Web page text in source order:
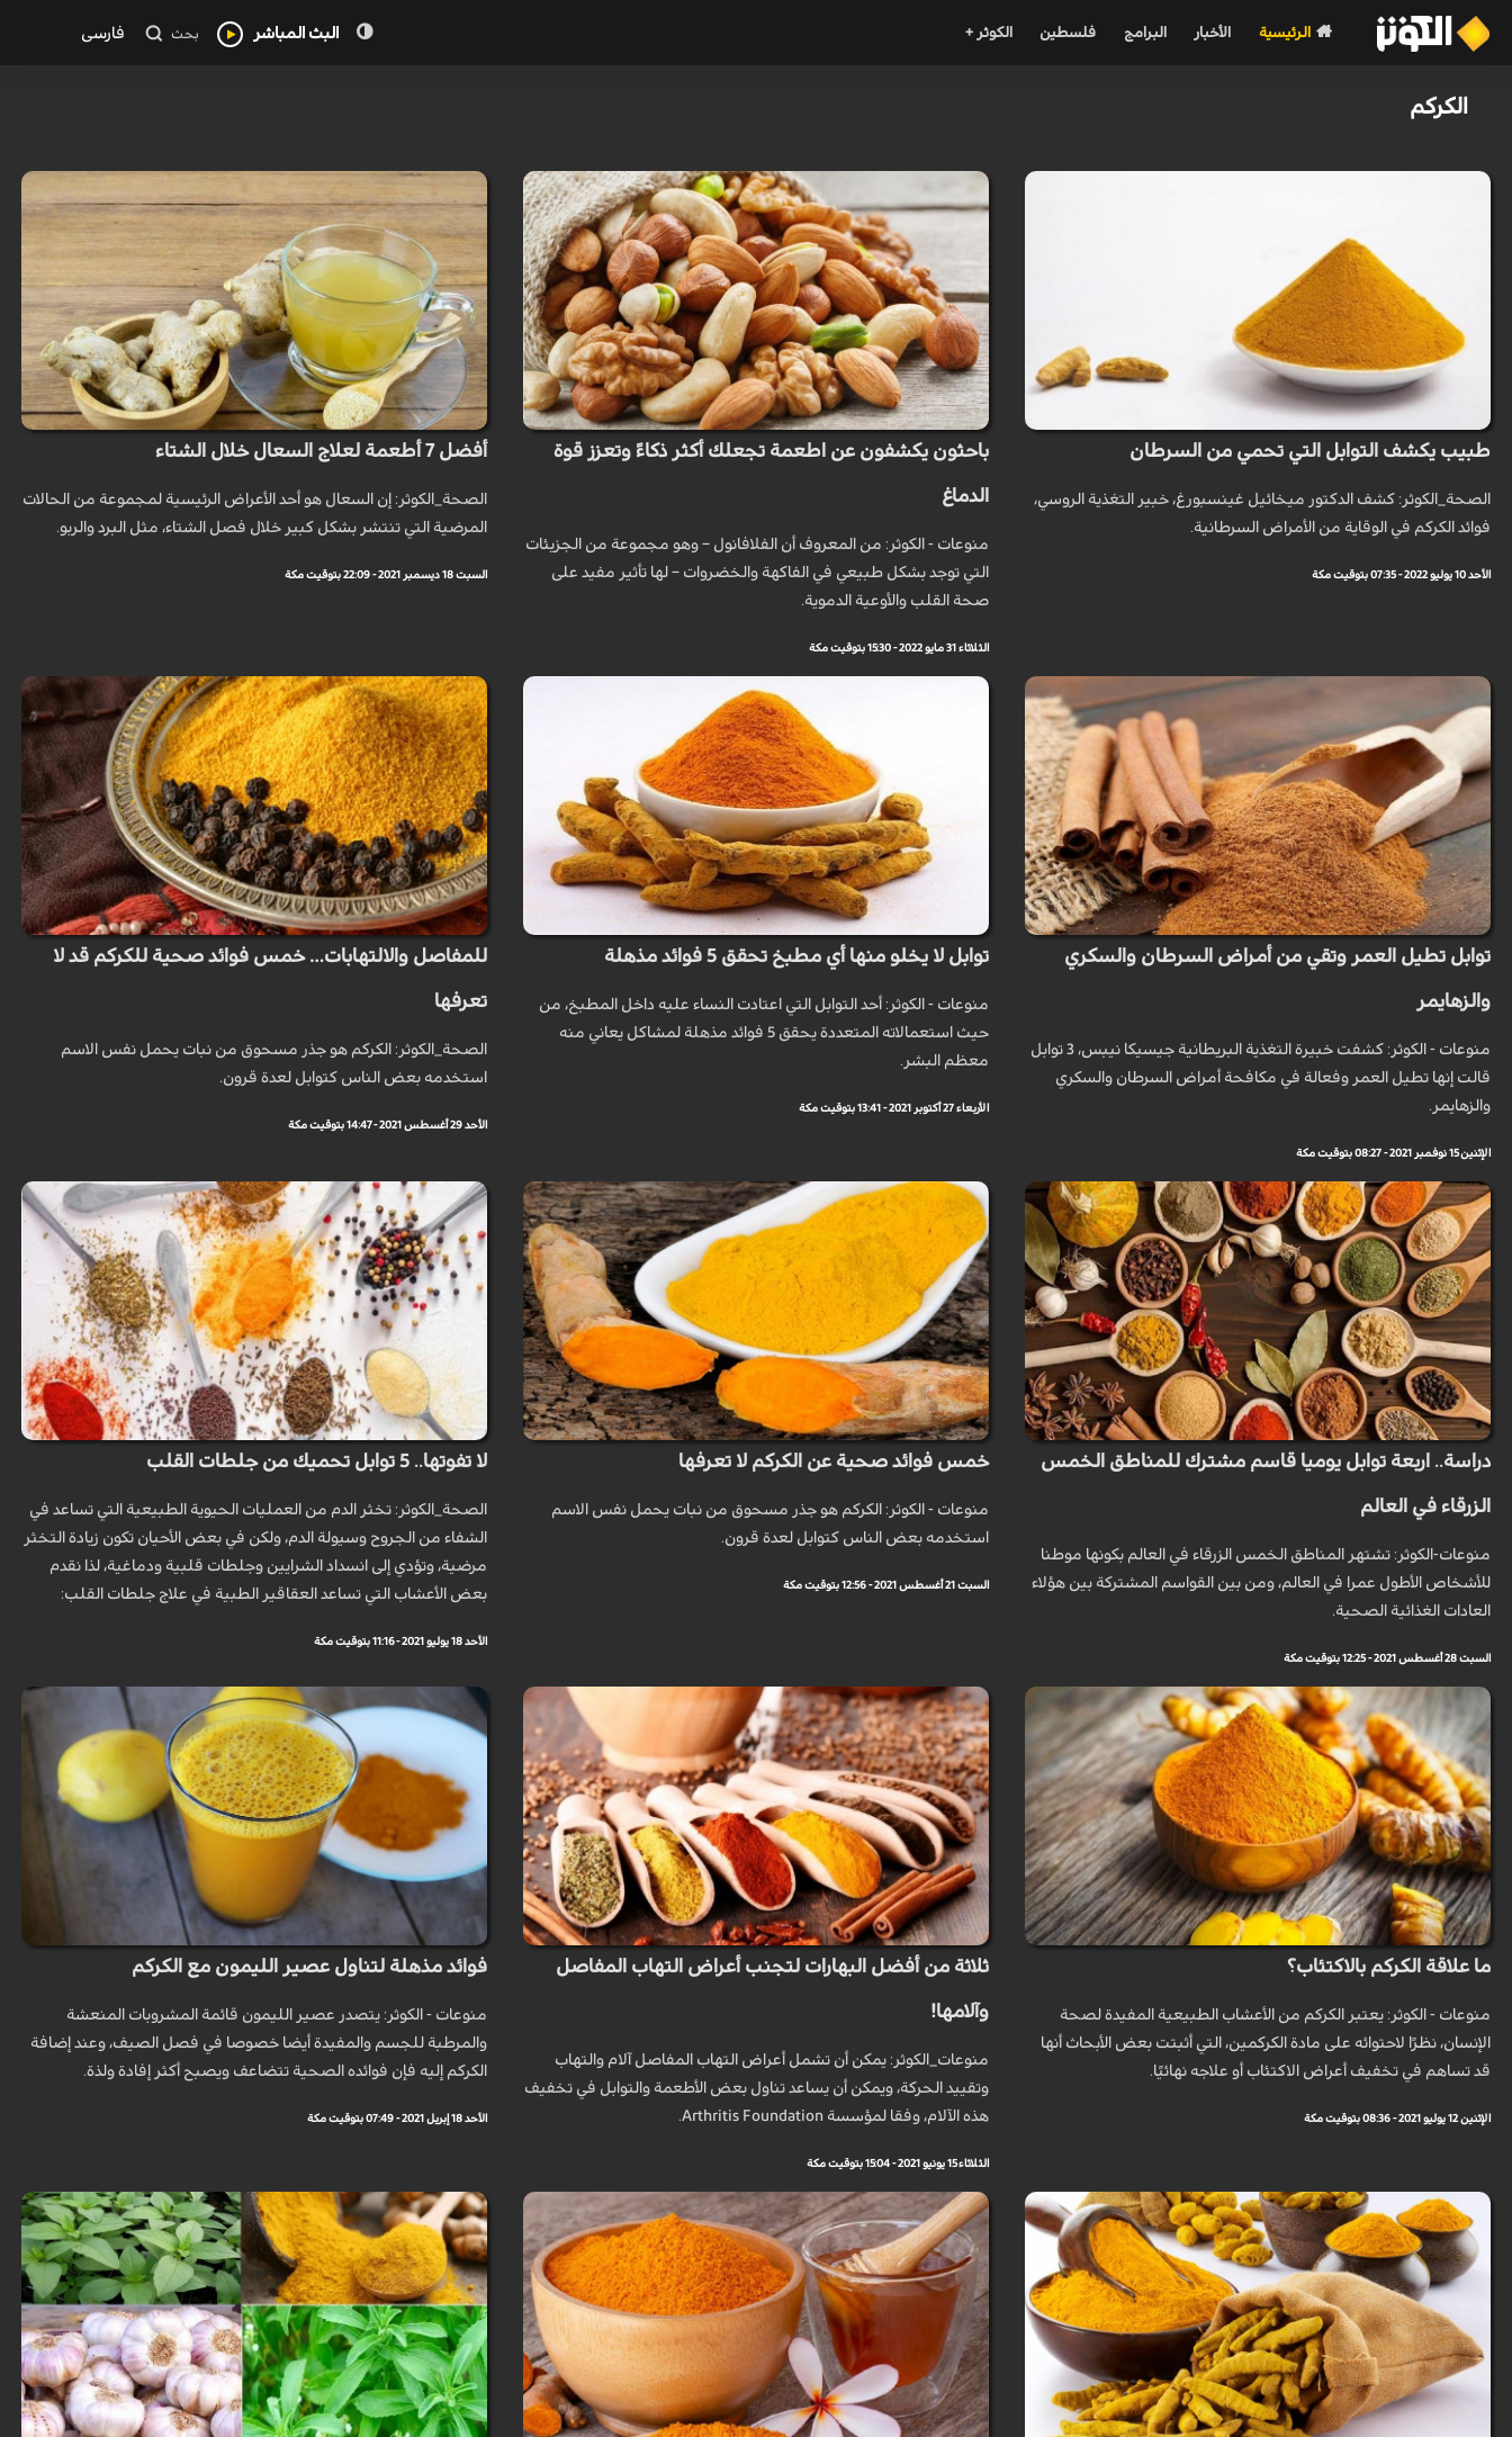
الرئيسية الأخبار البرامج فلسطين الكوثر + البث المباشر بحث فارسی
الكركم
طبيب يكشف التوابل التي تحمي من السرطان
الصحة_الكوثر: كشف الدكتور ميخائيل غينسبورغ، خبير التغذية الروسي،
فوائد الكركم في الوقاية من الأمراض السرطانية.
الأحد 10 يوليو 2022 - 07:35 بتوقيت مكة
باحثون يكشفون عن اطعمة تجعلك أكثر ذكاءً وتعزز قوة
الدماغ
منوعات - الكوثر: من المعروف أن الفلافانول – وهو مجموعة من الجزيئات
التي توجد بشكل طبيعي في الفاكهة والخضروات – لها تأثير مفيد على
صحة القلب والأوعية الدموية.
الثلاثاء 31 مايو 2022 - 15:30 بتوقيت مكة
أفضل 7 أطعمة لعلاج السعال خلال الشتاء
الصحة_الكوثر: إن السعال هو أحد الأعراض الرئيسية لمجموعة من الحالات
المرضية التي تنتشر بشكل كبير خلال فصل الشتاء، مثل البرد والربو.
السبت 18 ديسمبر 2021 - 22:09 بتوقيت مكة
توابل تطيل العمر وتقي من أمراض السرطان والسكري
والزهايمر
منوعات - الكوثر: كشفت خبيرة التغذية البريطانية جيسيكا نيبس، 3 توابل
قالت إنها تطيل العمر وفعالة في مكافحة أمراض السرطان والسكري
والزهايمر.
الإثنين 15 نوفمبر 2021 - 08:27 بتوقيت مكة
توابل لا يخلو منها أي مطبخ تحقق 5 فوائد مذهلة
منوعات - الكوثر: أحد التوابل التي اعتادت النساء عليه داخل المطبخ، من
حيث استعمالاته المتعددة يحقق 5 فوائد مذهلة لمشاكل يعاني منه
معظم البشر.
الأربعاء 27 أكتوبر 2021 - 13:41 بتوقيت مكة
للمفاصل والالتهابات… خمس فوائد صحية للكركم قد لا
تعرفها
الصحة_الكوثر: الكركم هو جذر مسحوق من نبات يحمل نفس الاسم
استخدمه بعض الناس كتوابل لعدة قرون.
الأحد 29 أغسطس 2021 - 14:47 بتوقيت مكة
دراسة.. اربعة توابل يوميا قاسم مشترك للمناطق الخمس
الزرقاء في العالم
منوعات-الكوثر: تشتهر المناطق الخمس الزرقاء في العالم بكونها موطنا
للأشخاص الأطول عمرا في العالم، ومن بين القواسم المشتركة بين هؤلاء
العادات الغذائية الصحية.
السبت 28 أغسطس 2021 - 12:25 بتوقيت مكة
خمس فوائد صحية عن الكركم لا تعرفها
منوعات - الكوثر: الكركم هو جذر مسحوق من نبات يحمل نفس الاسم
استخدمه بعض الناس كتوابل لعدة قرون.
السبت 21 أغسطس 2021 - 12:56 بتوقيت مكة
لا تفوتها.. 5 توابل تحميك من جلطات القلب
الصحة_الكوثر: تخثر الدم من العمليات الحيوية الطبيعية التي تساعد في
الشفاء من الجروح وسيولة الدم، ولكن في بعض الأحيان تكون زيادة التخثر
مرضية، وتؤدي إلى انسداد الشرايين وجلطات قلبية ودماغية، لذا نقدم
بعض الأعشاب التي تساعد العقاقير الطبية في علاج جلطات القلب:
الأحد 18 يوليو 2021 - 11:16 بتوقيت مكة
ما علاقة الكركم بالاكتئاب؟
منوعات - الكوثر: يعتبر الكركم من الأعشاب الطبيعية المفيدة لصحة
الإنسان، نظرًا لاحتوائه على مادة الكركمين، التي أثبتت بعض الأبحاث أنها
قد تساهم في تخفيف أعراض الاكتئاب أو علاجه نهائيًا.
الإثنين 12 يوليو 2021 - 08:36 بتوقيت مكة
ثلاثة من أفضل البهارات لتجنب أعراض التهاب المفاصل
وآلامها!
منوعات_الكوثر: يمكن أن تشمل أعراض التهاب المفاصل آلام والتهاب
وتقييد الحركة، ويمكن أن يساعد تناول بعض الأطعمة والتوابل في تخفيف
هذه الآلام، وفقا لمؤسسة Arthritis Foundation.
الثلاثاء 15 يونيو 2021 - 15:04 بتوقيت مكة
فوائد مذهلة لتناول عصير الليمون مع الكركم
منوعات - الكوثر: يتصدر عصير الليمون قائمة المشروبات المنعشة
والمرطبة للجسم والمفيدة أيضا خصوصا في فصل الصيف، وعند إضافة
الكركم إليه فإن فوائده الصحية تتضاعف ويصبح أكثر إفادة ولذة.
الأحد 18 إبريل 2021 - 07:49 بتوقيت مكة